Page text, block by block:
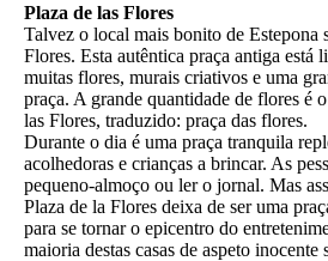
Plaza de las Flores
Talvez o local mais bonito de Estepona
Flores. Esta autêntica praça antiga está
muitas flores, murais criativos e uma
praça. A grande quantidade de flores é
las Flores, traduzido: praça das flores.
Durante o dia é uma praça tranquila
acolhedoras e crianças a brincar. As
pequeno-almoço ou ler o jornal. Mas
Plaza de la Flores deixa de ser uma
para se tornar o epicentro do
maioria destas casas de aspeto inocente